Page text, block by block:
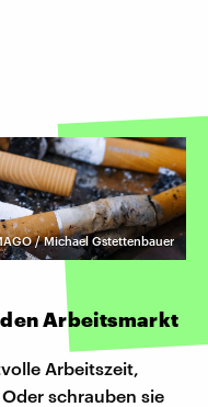
/ Michael Gstettenbauer
Arbeitsmarkt
Arbeitszeit,
schrauben sie